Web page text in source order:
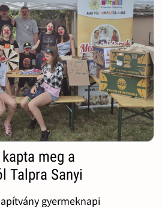
meg a
Talpra Sanyi
gyermeknapi